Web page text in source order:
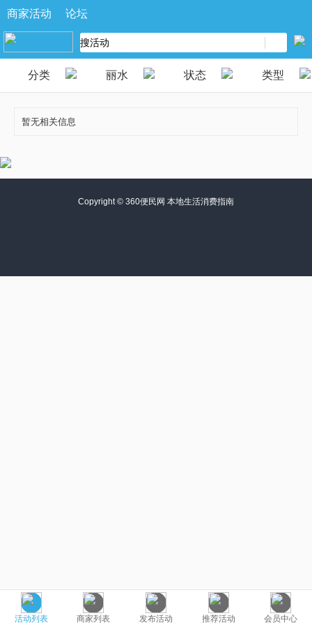
商家活动 论坛
分类 丽水 状态 类型
暂无相关信息
活动列表 商家列表 发布活动 推荐活动 会员中心
Copyright © 360便民网 本地生活消费指南